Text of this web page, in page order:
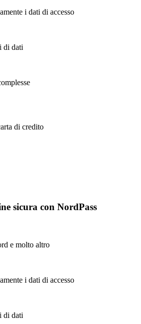
i dati di accesso
di dati
di credito
sicura con NordPass
e molto altro
i dati di accesso
di dati